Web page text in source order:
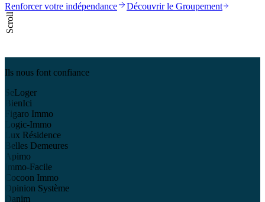
Renforcer votre indépendance Découvrir le Groupement
Scroll
Ils nous font confiance
SeLoger
BienIci
Figaro Immo
Logic-Immo
Lux Résidence
Belles Demeures
Apimo
Immo-Facile
Cocoon Immo
Opinion Système
Danim